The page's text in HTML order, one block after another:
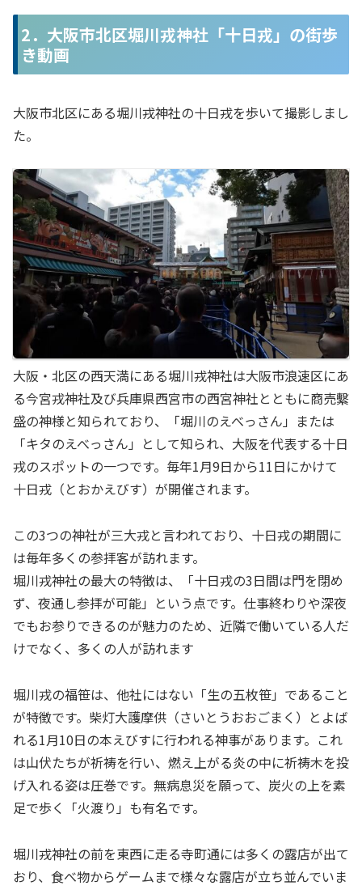
2．大阪市北区堀川戎神社「十日戎」の街歩
き動画
大阪市北区にある堀川戎神社の十日戎を歩いて撮影しまし
た。
大阪・北区の西天満にある堀川戎神社は大阪市浪速区にあ
る今宮戎神社及び兵庫県西宮市の西宮神社とともに商売繫
盛の神様と知られており、「堀川のえべっさん」または
「キタのえべっさん」として知られ、大阪を代表する十日
戎のスポットの一つです。毎年1月9日から11日にかけて
十日戎（とおかえびす）が開催されます。
この3つの神社が三大戎と言われており、十日戎の期間に
は毎年多くの参拝客が訪れます。
堀川戎神社の最大の特徴は、「十日戎の3日間は門を閉め
ず、夜通し参拝が可能」という点です。仕事終わりや深夜
でもお参りできるのが魅力のため、近隣で働いている人だ
けでなく、多くの人が訪れます
堀川戎の福笹は、他社にはない「生の五枚笹」であること
が特徴です。柴灯大護摩供（さいとうおおごまく）とよば
れる1月10日の本えびすに行われる神事があります。これ
は山伏たちが祈祷を行い、燃え上がる炎の中に祈祷木を投
げ入れる姿は圧巻です。無病息災を願って、炭火の上を素
足で歩く「火渡り」も有名です。
堀川戎神社の前を東西に走る寺町通には多くの露店が出て
おり、食べ物からゲームまで様々な露店が立ち並んでいま